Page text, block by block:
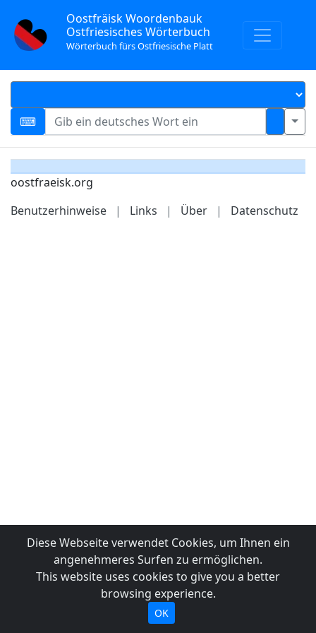
Oostfräisk Woordenbauk
Ostfriesisches Wörterbuch
Wörterbuch fürs Ostfriesische Platt
oostfraeisk.org
Benutzerhinweise
| Links | Über | Datenschutz
Diese Webseite verwendet Cookies, um Ihnen ein
angenehmeres Surfen zu ermöglichen.
This website uses cookies to give you a better
browsing experience.
OK